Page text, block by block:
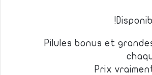
Pilules bonus et
Prix